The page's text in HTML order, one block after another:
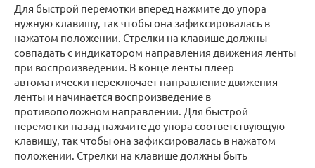
Для быстрой перемотки вперед нажмите до упора
нужную клавишу, так чтобы она зафиксировалась в
нажатом положении. Стрелки на клавише должны
совпадать с индикатором направления движения ленты
при воспроизведении. В конце ленты плеер
автоматически переключает направление движения
ленты и начинается воспроизведение в
противоположном направлении. Для быстрой
перемотки назад нажмите до упора соответствующую
клавишу, так чтобы она зафиксировалась в нажатом
положении. Стрелки на клавише должны быть